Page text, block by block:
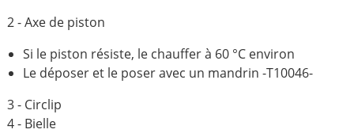
2 - Axe de piston
Si le piston résiste, le chauffer à 60 °C environ
Le déposer et le poser avec un mandrin -T10046-
3 - Circlip
4 - Bielle